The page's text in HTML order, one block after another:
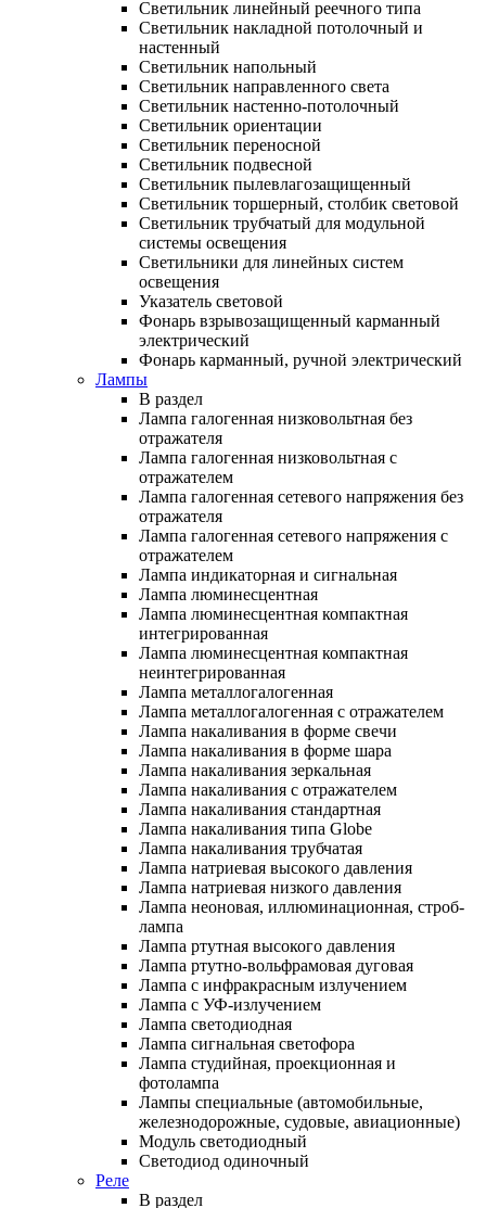
Светильник линейный реечного типа
Светильник накладной потолочный и
настенный
Светильник напольный
Светильник направленного света
Светильник настенно-потолочный
Светильник ориентации
Светильник переносной
Светильник подвесной
Светильник пылевлагозащищенный
Светильник торшерный, столбик световой
Светильник трубчатый для модульной
системы освещения
Светильники для линейных систем
освещения
Указатель световой
Фонарь взрывозащищенный карманный
электрический
Фонарь карманный, ручной электрический
Лампы
В раздел
Лампа галогенная низковольтная без
отражателя
Лампа галогенная низковольтная с
отражателем
Лампа галогенная сетевого напряжения без
отражателя
Лампа галогенная сетевого напряжения с
отражателем
Лампа индикаторная и сигнальная
Лампа люминесцентная
Лампа люминесцентная компактная
интегрированная
Лампа люминесцентная компактная
неинтегрированная
Лампа металлогалогенная
Лампа металлогалогенная с отражателем
Лампа накаливания в форме свечи
Лампа накаливания в форме шара
Лампа накаливания зеркальная
Лампа накаливания с отражателем
Лампа накаливания стандартная
Лампа накаливания типа Globe
Лампа накаливания трубчатая
Лампа натриевая высокого давления
Лампа натриевая низкого давления
Лампа неоновая, иллюминационная, строб-
лампа
Лампа ртутная высокого давления
Лампа ртутно-вольфрамовая дуговая
Лампа с инфракрасным излучением
Лампа с УФ-излучением
Лампа светодиодная
Лампа сигнальная светофора
Лампа студийная, проекционная и
фотолампа
Лампы специальные (автомобильные,
железнодорожные, судовые, авиационные)
Модуль светодиодный
Светодиод одиночный
Реле
В раздел